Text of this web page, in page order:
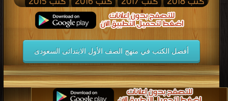
كتب 2013 كتب 2012
كتب 2011
كتب 2010
كتب 2009 كتب 2008
كتب 2007
كتب 2006
كتب 2005 كتب 2004
كتب 2003
كتب 2002
كتب 2001 كتب 2000
كتب 1999
كتب 1998
كتب 1997 كتب 1996
كتب 1995
أفضل الكتب في منهج الصف الأول الابتدائى السعودى